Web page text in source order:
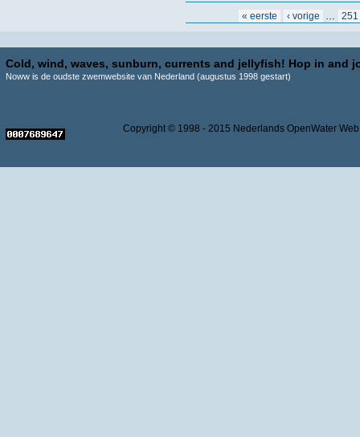
« eerste ‹ vorige 251
Cold, wind, waves, sunburn, currents and jellyfish! Hop in and
Noww is de oudste zwemwebsite van Nederland (augustus 1998 gestart)
Copyright © 1998 - 2015 Nederlands OpenWater